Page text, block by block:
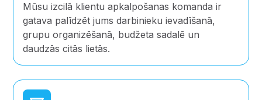
Mūsu izcilā klientu apkalpošanas komanda ir
gatava palīdzēt jums darbinieku ievadīšanā,
grupu organizēšanā, budžeta sadalē un
daudzās citās lietās.